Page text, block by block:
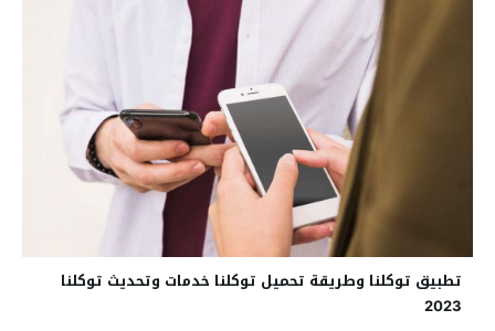
تطبيق توكلنا وطريقة تحميل توكلنا خدمات وتحديث توكلنا
2023